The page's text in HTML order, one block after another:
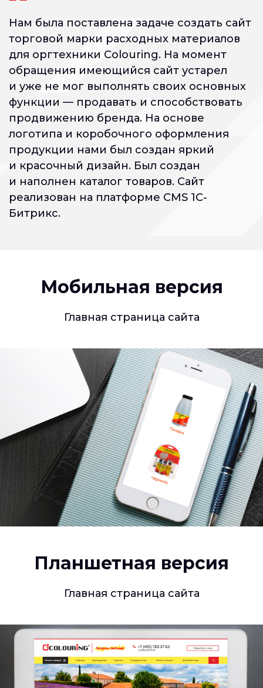
Нам была поставлена задаче создать сайт
торговой марки расходных материалов
для оргтехники Colouring. На момент
обращения имеющийся сайт устарел
и уже не мог выполнять своих основных
функции — продавать и способствовать
продвижению бренда. На основе
логотипа и коробочного оформления
продукции нами был создан яркий
и красочный дизайн. Был создан
и наполнен каталог товаров. Сайт
реализован на платформе CMS 1С-
Битрикс.
Мобильная версия
Главная страница сайта
Планшетная версия
Главная страница сайта